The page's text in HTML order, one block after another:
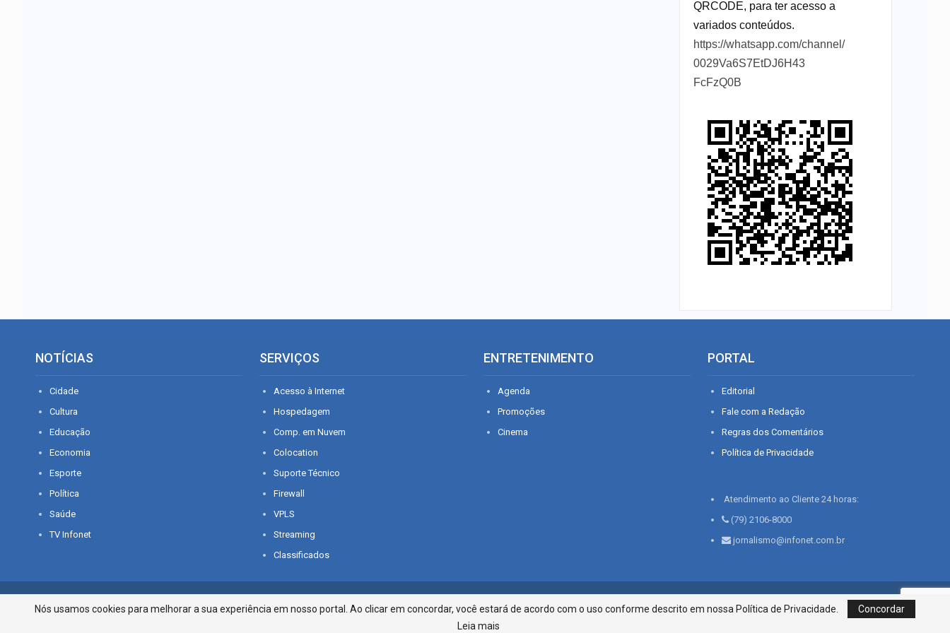
QRCODE, para ter acesso a
variados conteúdos.
https://whatsapp.com/channel/
0029Va6S7EtDJ6H43
FcFzQ0B
NOTÍCIAS
Cidade
Cultura
Educação
Economia
Esporte
Política
Saúde
TV Infonet
SERVIÇOS
Acesso à Internet
Hospedagem
Comp. em Nuvem
Colocation
Suporte Técnico
Firewall
VPLS
Streaming
Classificados
ENTRETENIMENTO
Agenda
Promoções
Cinema
PORTAL
Editorial
Fale com a Redação
Regras dos Comentários
Política de Privacidade
Atendimento ao Cliente 24 horas:
(79) 2106-8000
jornalismo@infonet.com.br
© 2026 - O que é notícia em Sergipe. Todos os direitos reservados.
Infonet - Rua Monsenhor Silveira 276, Bairro São José | Aracaju-SE, CEP 49015-030, Fone: 79.2106.8000 - CI
Centro de Informações LTDA
Nós usamos cookies para melhorar a sua experiência em nosso portal. Ao clicar em concordar, você estará de acordo com o uso conforme descrito em nossa Política de Privacidade.
Concordar
Leia mais